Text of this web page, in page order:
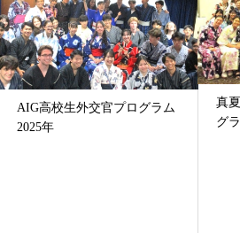
AIG高校生外交官プログラム
2025年
真
グ